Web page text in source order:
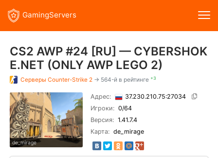
GamingServers
CS2 AWP #24 [RU] — CYBERSHOK
E.NET (ONLY AWP LEGO 2)
Серверы Counter-Strike 2 → 564-й в рейтинге +3
de_mirage
Адрес:
37.230.210.75:27034
Игроки: 0/64
Версия: 1.41.7.4
Карта: de_mirage